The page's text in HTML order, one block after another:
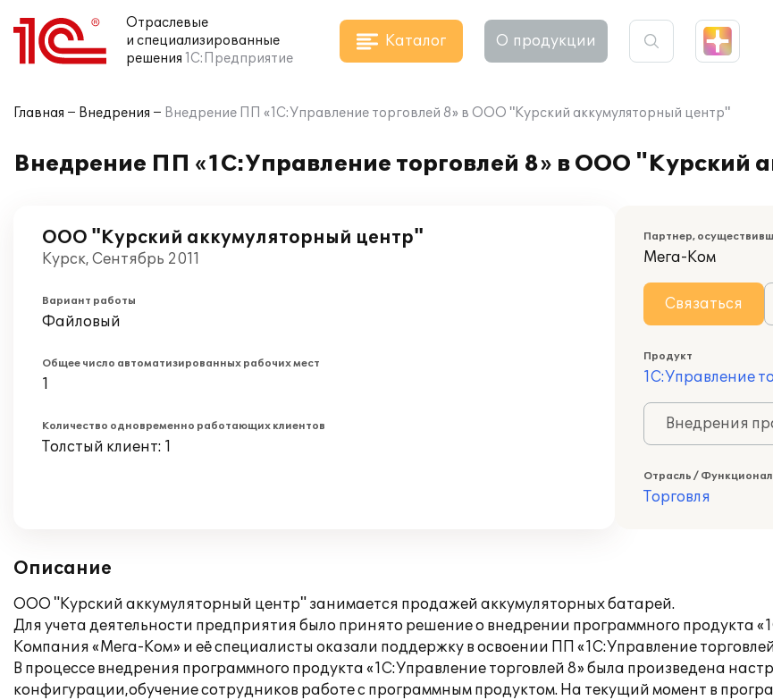
Отраслевые
и специализированные
решения 1С:Предприятие
Каталог О продукции
Главная Внедрения Внедрение ПП «1С:Управление торговлей 8» в ООО "Курский аккумуляторный центр"
Внедрение ПП «1С:Управление торговлей 8» в ООО "Курский
ООО "Курский аккумуляторный центр"
Курск, Сентябрь 2011
Вариант работы
Файловый
Общее число автоматизированных рабочих мест
1
Количество одновременно работающих клиентов
Толстый клиент: 1
Партнер,
Мега-Ком
Связаться
Продукт
1С:Управление
Внедрения
Отрасль /
Торговля
Описание
ООО "Курский аккумуляторный центр" занимается продажей аккумуляторных батарей.
Для учета деятельности предприятия было принято решение о внедрении программного продукта
Компания «Мега-Ком» и её специалисты оказали поддержку в освоении ПП «1С:Управление
В процессе внедрения программного продукта «1С:Управление торговлей 8» была произведена
конфигурации,обучение сотрудников работе с программным продуктом. На текущий момент в